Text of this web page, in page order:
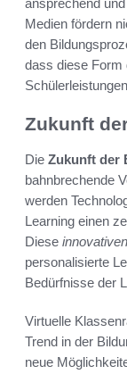
ansprechend
Medien fördern
den
dass diese Form
Zukunft
Die Zukunft der
bahnbrechende
werden
Learning einen
Diese
personalisierte
Bedürfnisse der
Virtuelle
Trend in der
neue